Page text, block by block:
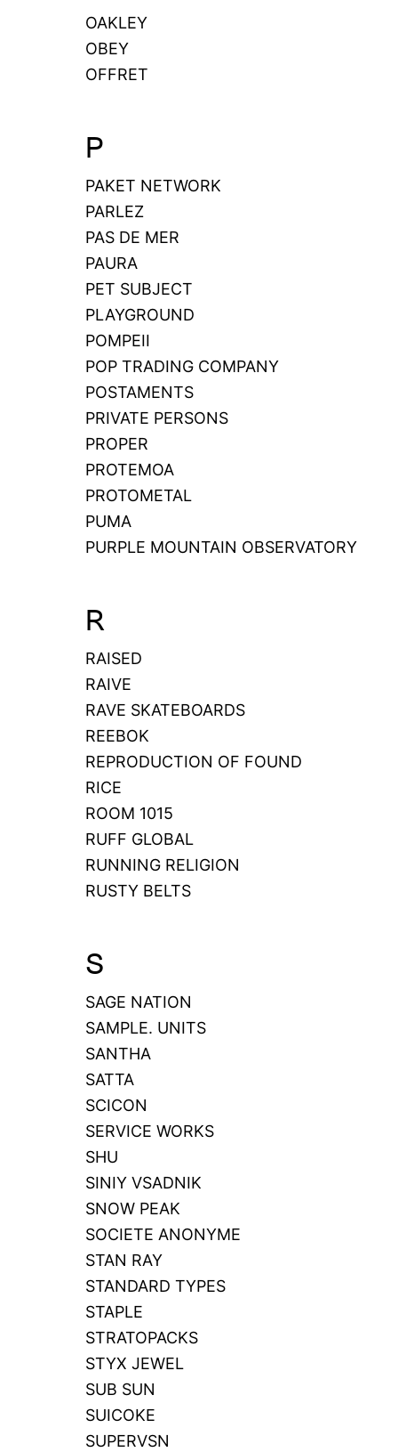
OAKLEY
OBEY
OFFRET
P
PAKET NETWORK
PARLEZ
PAS DE MER
PAURA
PET SUBJECT
PLAYGROUND
POMPEII
POP TRADING COMPANY
POSTAMENTS
PRIVATE PERSONS
PROPER
PROTEMOA
PROTOMETAL
PUMA
PURPLE MOUNTAIN OBSERVATORY
R
RAISED
RAIVE
RAVE SKATEBOARDS
REEBOK
REPRODUCTION OF FOUND
RICE
ROOM 1015
RUFF GLOBAL
RUNNING RELIGION
RUSTY BELTS
S
SAGE NATION
SAMPLE. UNITS
SANTHA
SATTA
SCICON
SERVICE WORKS
SHU
SINIY VSADNIK
SNOW PEAK
SOCIETE ANONYME
STAN RAY
STANDARD TYPES
STAPLE
STRATOPACKS
STYX JEWEL
SUB SUN
SUICOKE
SUPERVSN